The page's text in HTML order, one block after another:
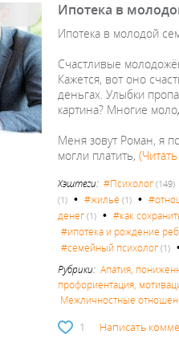
Ипотека в
Ипотека в молодой
Счастливые
Кажется, вот оно
деньгах. Улыбки
картина? Многие
Меня зовут Роман, я
могли платить,
Хэштеги:#Психолог (149)
(1) •#жильё (1) •
денег (1) •#как
#ипотека и рождение
#семейный психолог (1)
Рубрики:Апатия,
профориентация,
Межличностные
1 Написать